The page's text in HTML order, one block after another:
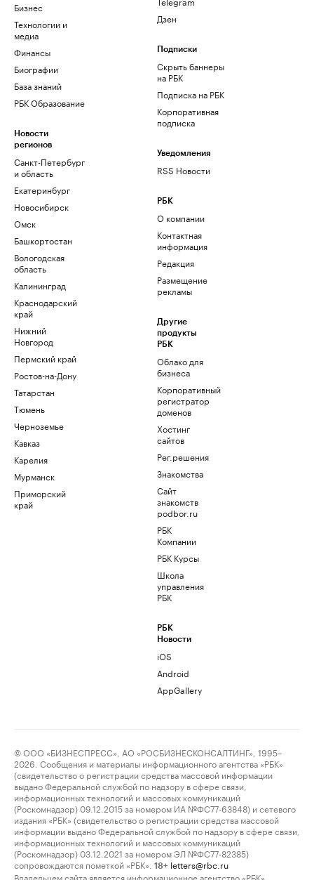
Бизнес
Технологии и
медиа
Финансы
Биографии
База знаний
РБК Образование
Новости
регионов
Санкт-Петербург
и область
Екатеринбург
Новосибирск
Омск
Башкортостан
Вологодская
область
Калининград
Краснодарский
край
Нижний
Новгород
Пермский край
Ростов-на-Дону
Татарстан
Тюмень
Черноземье
Кавказ
Карелия
Мурманск
Приморский
край
Дзен
Подписки
Скрыть баннеры
на РБК
Подписка на РБК
Корпоративная
подписка
Уведомления
RSS Новости
РБК
О компании
Контактная
информация
Редакция
Размещение
рекламы
Другие
продукты
РБК
Облако для
бизнеса
Корпоративный
регистратор
доменов
Хостинг
сайтов
Рег.решения
Знакомства
Сайт
знакомств
podbor.ru
РБК
Компании
РБК Курсы
Школа
управления
РБК
РБК
Новости
iOS
Android
AppGallery
© ООО «БИЗНЕСПРЕСС», АО «РОСБИЗНЕСКОНСАЛТИНГ», 1995–
2026. Сообщения и материалы информационного агентства «РБК»
(свидетельство о регистрации средства массовой информации
выдано Федеральной службой по надзору в сфере связи,
информационных технологий и массовых коммуникаций
(Роскомнадзор) 09.12.2015 за номером ИА №ФС77-63848) и сетевого
издания «РБК» (свидетельство о регистрации средства массовой
информации выдано Федеральной службой по надзору в сфере связи,
информационных технологий и массовых коммуникаций
(Роскомнадзор) 03.12.2021 за номером ЭЛ №ФС77-82385)
сопровождаются пометкой «РБК».
18+ letters@rbc.ru
Владельцем сайта является информационное агентство «РБК».